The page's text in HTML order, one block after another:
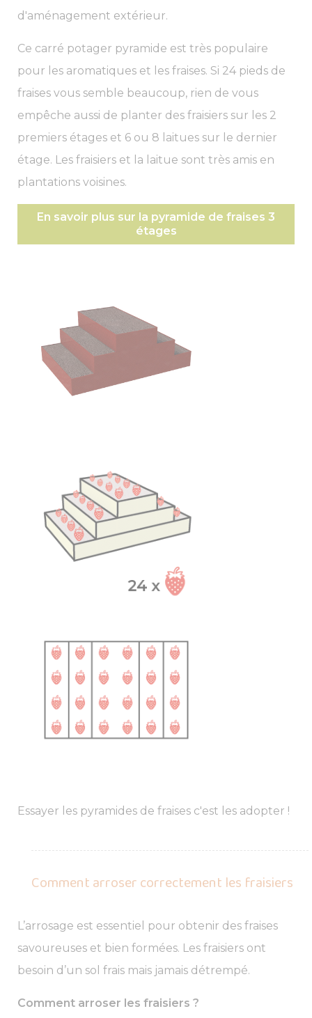
d'aménagement extérieur.
Ce carré potager pyramide est très populaire
pour les aromatiques et les fraises. Si 24 pieds de
fraises vous semble beaucoup, rien de vous
empêche aussi de planter des fraisiers sur les 2
premiers étages et 6 ou 8 laitues sur le dernier
étage. Les fraisiers et la laitue sont très amis en
plantations voisines.
En savoir plus sur la pyramide de fraises 3
étages
Essayer les pyramides de fraises c'est les adopter !
Comment arroser correctement les fraisiers
L’arrosage est essentiel pour obtenir des fraises
savoureuses et bien formées. Les fraisiers ont
besoin d’un sol frais mais jamais détrempé.
Comment arroser les fraisiers ?